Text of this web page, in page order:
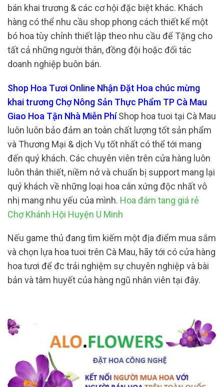
bán khai trương & các cơ hội đặc biệt khác. Khách
hàng có thể nhu cầu shop phong cách thiết kế một
bó hoa tùy chỉnh thiết lập theo nhu cầu để Tặng cho
tất cả những người thân, đồng đội hoặc đối tác
doanh nghiệp buôn bán.
Shop Hoa Tươi Online Nhận Đặt Hoa chúc mừng
khai trương Chợ Nông Sản Thực Phẩm TP Cà Mau
Giao Hoa Tận Nhà Miễn PhíShop hoa tuoi tại Cà Mau
luôn luôn bảo đảm an toàn chất lượng tốt sản phẩm
và Thương Mại & dịch Vụ tốt nhất có thể tới mang
đến quý khách. Các chuyên viên trên cửa hàng luôn
luôn thân thiết, niềm nở và chuẩn bị support mang lại
quý khách về những loại hoa cân xứng độc nhất vô
nhị mang nhu yếu của mình. Hoa đám tang giá rẻ
Chợ Khánh Hội Huyện U Minh
Nếu game thủ đang tìm kiếm một địa điểm mua sắm
và chọn lựa hoa tuoi trên Cà Mau, hãy tới có cửa hàng
hoa tươi để đc trải nghiệm sự chuyên nghiệp và bài
bản và tâm huyết của hàng ngũ nhân viên tại đây.